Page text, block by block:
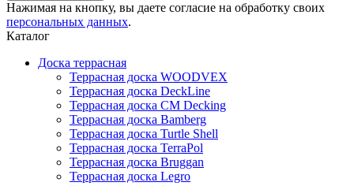
Нажимая на кнопку, вы даете согласие на обработку своих
персональных данных.
Каталог
Доска террасная
Террасная доска WOODVEX
Террасная доска DeckLine
Террасная доска CM Decking
Террасная доска Bamberg
Террасная доска Turtle Shell
Террасная доска TerraPol
Террасная доска Bruggan
Террасная доска Legro